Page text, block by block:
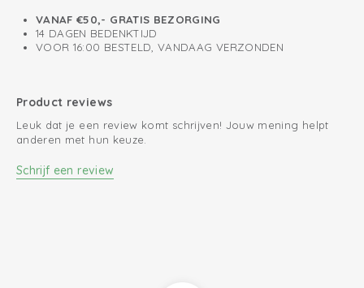
verkrijgen in verschillende maten vanaf de geboorte tot 2
jaar.Oeko-Tex gecertificeerd: vrij van schadelijke stoffen
VANAF €50,- GRATIS BEZORGING
14 DAGEN BEDENKTIJD
VOOR 16:00 BESTELD, VANDAAG VERZONDEN
Product reviews
Leuk dat je een review komt schrijven! Jouw mening helpt
anderen met hun keuze.
Schrijf een review